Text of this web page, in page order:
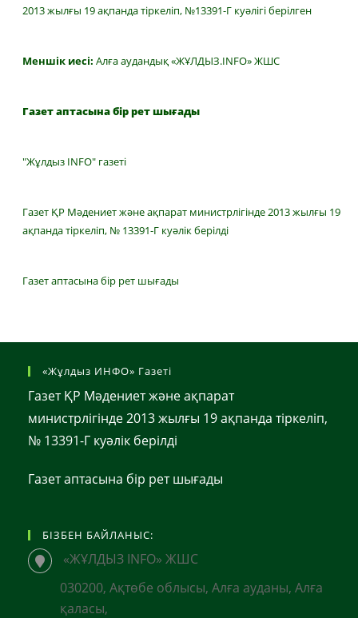
2013 жылғы 19 ақпанда тіркеліп, №13391-Г куәлігі берілген
Меншік иесі: Алға аудандық «ЖҰЛДЫЗ.INFO» ЖШС
Газет аптасына бір рет шығады
"Жұлдыз INFO" газеті
Газет ҚР Мәдениет және ақпарат министрлігінде 2013 жылғы 19
ақпанда тіркеліп, № 13391-Г куәлік берілді
Газет аптасына бір рет шығады
«Жұлдыз ИНФО» Газеті
Газет ҚР Мәдениет және ақпарат
министрлігінде 2013 жылғы 19 ақпанда тіркеліп,
№ 13391-Г куәлік берілді
Газет аптасына бір рет шығады
БІЗБЕН БАЙЛАНЫС:
«ЖҰЛДЫЗ INFO» ЖШС
030200, Ақтөбе облысы, Алға ауданы, Алға
қаласы,